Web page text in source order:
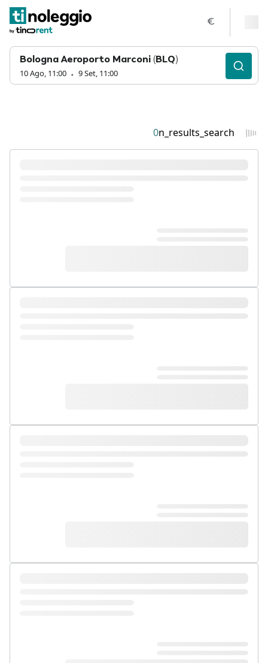
€
Bologna Aeroporto Marconi (BLQ)
10 Ago, 11:00 9 Set, 11:00
0n_results_search